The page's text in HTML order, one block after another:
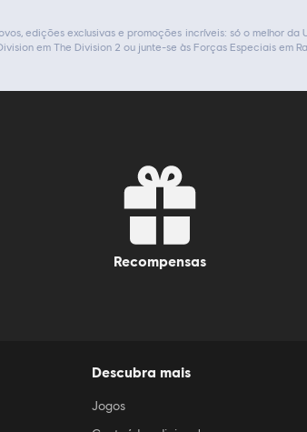
edições exclusivas e promoções incríveis: só o melhor
em The Division 2 ou junte-se às Forças Especiais em
recompensas
Descubra mais
Jogos